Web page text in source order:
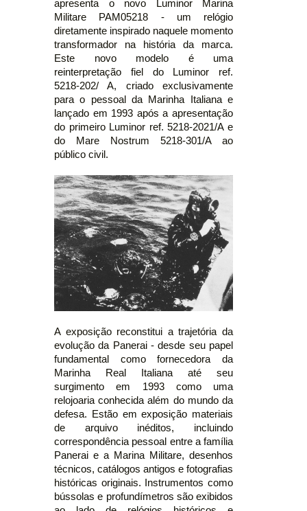
apresenta o novo Luminor Marina
Militare PAM05218 - um relógio
diretamente inspirado naquele momento
transformador na história da marca.
Este novo modelo é uma
reinterpretação fiel do Luminor ref.
5218-202/ A, criado exclusivamente
para o pessoal da Marinha Italiana e
lançado em 1993 após a apresentação
do primeiro Luminor ref. 5218-2021/A e
do Mare Nostrum 5218-301/A ao
público civil.
A exposição reconstitui a trajetória da
evolução da Panerai - desde seu papel
fundamental como fornecedora da
Marinha Real Italiana até seu
surgimento em 1993 como uma
relojoaria conhecida além do mundo da
defesa. Estão em exposição materiais
de arquivo inéditos, incluindo
correspondência pessoal entre a família
Panerai e a Marina Militare, desenhos
técnicos, catálogos antigos e fotografias
históricas originais. Instrumentos como
bússolas e profundímetros são exibidos